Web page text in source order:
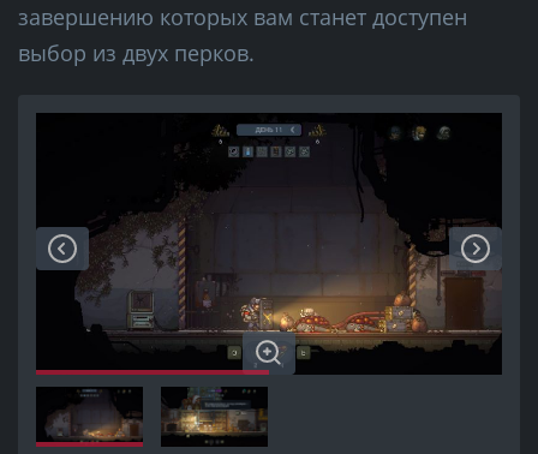
завершению которых вам станет доступен
выбор из двух перков.